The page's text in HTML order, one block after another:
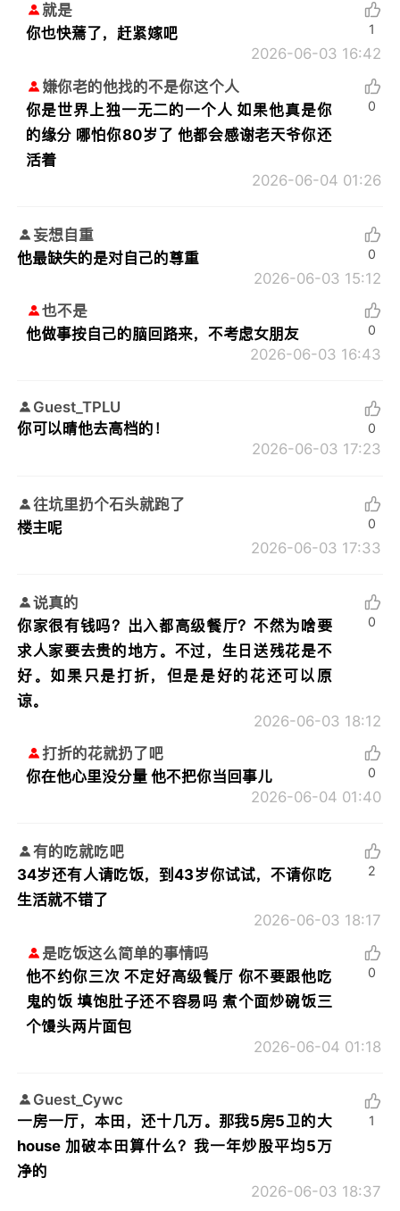
就是
你也快蔫了，赶紧嫁吧
2026-06-03 16:42
1
嫌你老的他找的不是你这个人
你是世界上独一无二的一个人 如果他真是你
的缘分 哪怕你80岁了 他都会感谢老天爷你还
活着
2026-06-04 01:26
0
妄想自重
他最缺失的是对自己的尊重
2026-06-03 15:12
0
也不是
他做事按自己的脑回路来，不考虑女朋友
2026-06-03 16:43
0
Guest_TPLU
你可以晴他去高档的！
2026-06-03 17:23
0
往坑里扔个石头就跑了
楼主呢
2026-06-03 17:33
0
说真的
你家很有钱吗？出入都高级餐厅？不然为啥要
求人家要去贵的地方。不过，生日送残花是不
好。如果只是打折，但是是好的花还可以原
谅。
2026-06-03 18:12
0
打折的花就扔了吧
你在他心里没分量 他不把你当回事儿
2026-06-04 01:40
0
有的吃就吃吧
34岁还有人请吃饭，到43岁你试试，不请你吃
生活就不错了
2026-06-03 18:17
2
是吃饭这么简单的事情吗
他不约你三次 不定好高级餐厅 你不要跟他吃
鬼的饭 填饱肚子还不容易吗 煮个面炒碗饭三
个馒头两片面包
2026-06-04 01:18
0
Guest_Cywc
一房一厅，本田，还十几万。那我5房5卫的大
house 加破本田算什么？我一年炒股平均5万
净的
2026-06-03 18:37
1